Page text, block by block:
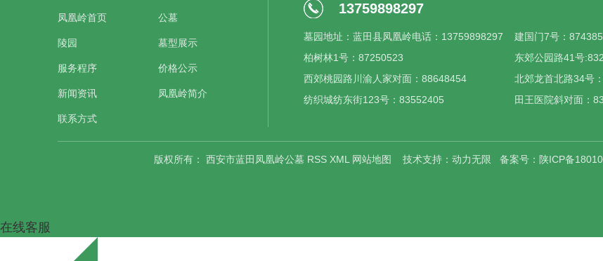
凤凰岭首页 公墓
陵园 墓型展示
服务程序 价格公示
新闻资讯 凤凰岭简介
联系方式
13759898297
墓园地址：蓝田县凤凰岭电话：13759898297
建国门7号：
柏树林1号：87250523
东郊公园路41号
西郊桃园路川渝人家对面：88648454
北郊龙首北路34号
纺织城纺东街123号：83552405
田王医院斜对面：
版权所有： 西安市蓝田凤凰岭公墓 RSS XML 网站地图 技术支持： 动力无限 备案号： 陕ICP备
在线客服